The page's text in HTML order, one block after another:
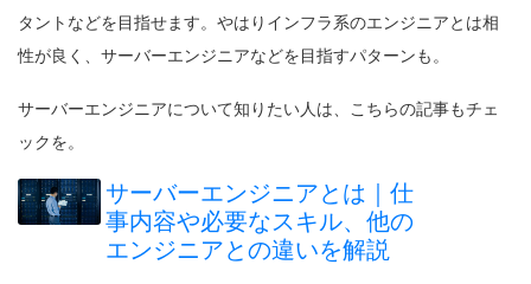
タントなどを目指せます。やはりインフラ系のエンジニアとは相
性が良く、サーバーエンジニアなどを目指すパターンも。
サーバーエンジニアについて知りたい人は、こちらの記事もチェ
ックを。
サーバーエンジニアとは｜仕
事内容や必要なスキル、他の
エンジニアとの違いを解説